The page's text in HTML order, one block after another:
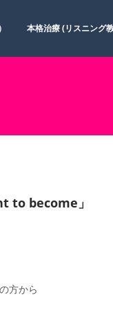
本格治療 (リスニング
to become」
方から